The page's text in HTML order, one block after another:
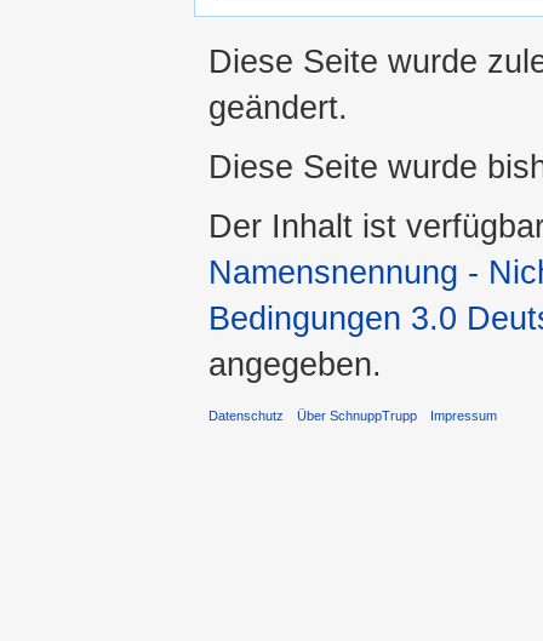
Diese Seite wurde
geändert.
Diese Seite wurde
Der Inhalt ist
Namensnennung -
Bedingungen 3.0
angegeben.
Datenschutz Über SchnuppTrupp Impressum